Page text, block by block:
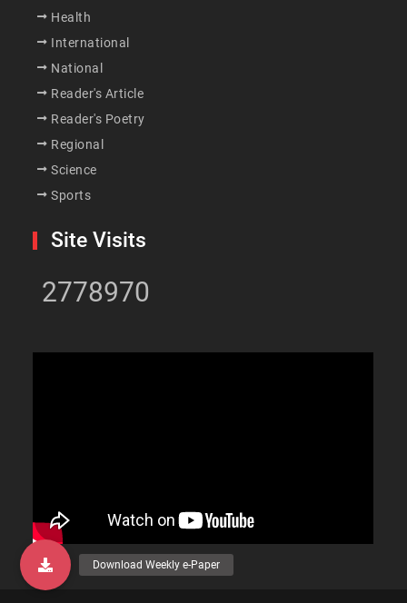
Health
International
National
Reader's Article
Reader's Poetry
Regional
Science
Sports
Site Visits
2778970